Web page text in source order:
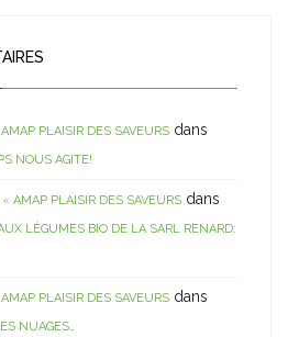
PLAISIR DES SAVEURS dans
NOUS AGITE!
AMAP PLAISIR DES SAVEURS dans
LÉGUMES BIO DE LA SARL RENARD:
PLAISIR DES SAVEURS dans
NUAGES…